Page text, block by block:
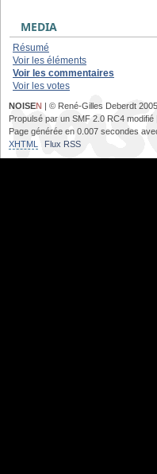
MEDIA
Résumé
Voir les éléments
Voir les commentaires
Voir les votes
NOISEN | © René-Gilles Deberdt
Propulsé par un SMF 2.0 RC4
Page générée en 0.007 secondes
XHTML
Flux RSS